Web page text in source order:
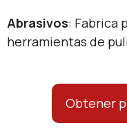
​Abrasivos​​: Fabrica
herramientas de
Obtener